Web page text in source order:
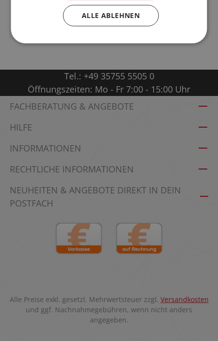
CPL Lärche Crema Verso - Innentür
Regulärer Preis:
Tel.: +49 35755 5505 0
Öffnungszeiten: Mo - Fr 7:00 - 15:00 Uhr
FACHBERATUNG & ANGEBOTE
HILFE
INFORMATIONEN
RECHTLICHE INFORMATIONEN
NEUHEITEN & ANGEBOTE DIREKT IN DEIN
POSTFACH
Alle Preise exkl. gesetzl. Mehrwertsteuer zzgl. Versandkosten
und ggf. Nachnahmegebühren, wenn nicht anders
angegeben.
ALLE ABLEHNEN